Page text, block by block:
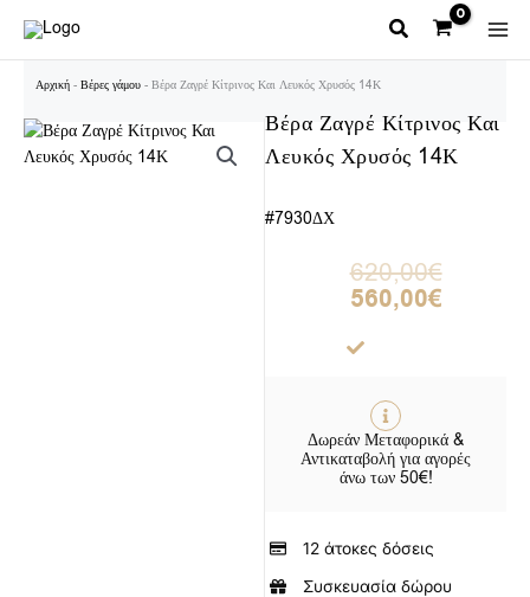
περιεχόμενο
Αρχική - Βέρες γάμου - Βέρα Ζαγρέ Κίτρινος Και Λευκός Χρυσός 14Κ
Βέρα Ζαγρέ Κίτρινος Και
Λευκός Χρυσός 14Κ
#7930ΔΧ
620,00€
Original
price
was:
620,00€.
560,00€
Η
τρέχουσα
τιμή
είναι:
560,00€.
Δωρεάν Μεταφορικά &
Αντικαταβολή για αγορές
άνω των 50€!
12 άτοκες δόσεις
Συσκευασία δώρου